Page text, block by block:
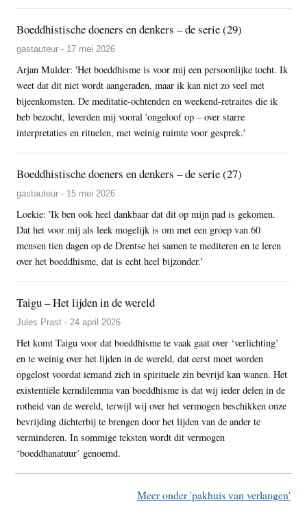
Boeddhistische doeners en denkers – de serie (29)
gastauteur - 17 mei 2026
Arjan Mulder: 'Het boeddhisme is voor mij een persoonlijke tocht. Ik
weet dat dit niet wordt aangeraden, maar ik kan niet zo veel met
bijeenkomsten. De meditatie-ochtenden en weekend-retraites die ik
heb bezocht, leverden mij vooral 'ongeloof op – over starre
interpretaties en rituelen, met weinig ruimte voor gesprek.'
Boeddhistische doeners en denkers – de serie (27)
gastauteur - 15 mei 2026
Loekie: 'Ik ben ook heel dankbaar dat dit op mijn pad is gekomen.
Dat het voor mij als leek mogelijk is om met een groep van 60
mensen tien dagen op de Drentse hei samen te mediteren en te leren
over het boeddhisme, dat is echt heel bijzonder.’
Taigu – Het lijden in de wereld
Jules Prast - 24 april 2026
Het komt Taigu voor dat boeddhisme te vaak gaat over ‘verlichting’
en te weinig over het lijden in de wereld, dat eerst moet worden
opgelost voordat iemand zich in spirituele zin bevrijd kan wanen. Het
existentiële kerndilemma van boeddhisme is dat wij ieder delen in de
rotheid van de wereld, terwijl wij over het vermogen beschikken onze
bevrijding dichterbij te brengen door het lijden van de ander te
verminderen. In sommige teksten wordt dit vermogen
‘boeddhanatuur’ genoemd.
Meer onder 'pakhuis van verlangen'